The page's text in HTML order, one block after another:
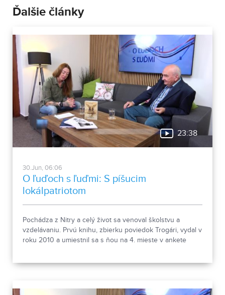
Ďalšie články
23:38
30.Jun, 06:06
O ľuďoch s ľuďmi: S píšucim
lokálpatriotom
Pochádza z Nitry a celý život sa venoval školstvu a
vzdelávaniu. Prvú knihu, zbierku poviedok Trogári, vydal v
roku 2010 a umiestnil sa s ňou na 4. mieste v ankete
relácii O ľuďoch s ľuďmi.